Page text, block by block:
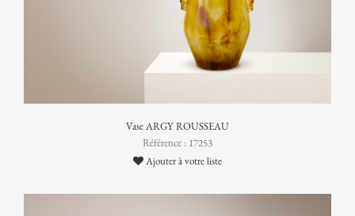
Vase ARGY ROUSSEAU
Référence : 17253
Ajouter à votre liste